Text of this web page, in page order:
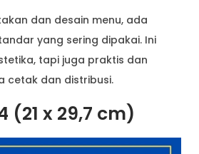
dan desain menu, ada
yang sering dipakai. Ini
tapi juga praktis dan
cetak dan distribusi.
(21 x 29,7 cm)